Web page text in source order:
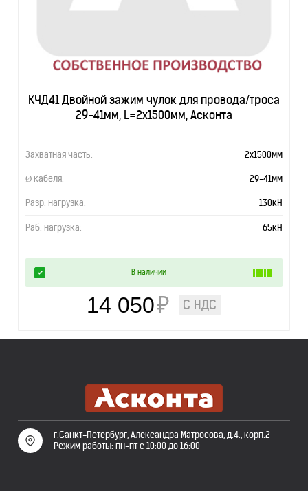
КЧД41 Двойной зажим чулок для провода/троса
29-41мм, L=2х1500мм, Асконта
Захватная часть: 2х1500мм
Ø кабеля: 29-41мм
Разр. нагрузка: 130кН
Раб. нагрузка: 65кН
В наличии
14 050₽ С НДС
г.Санкт-Петербург, Александра Матросова, д.4., корп.2
Режим работы: пн-пт с 10:00 до 16:00